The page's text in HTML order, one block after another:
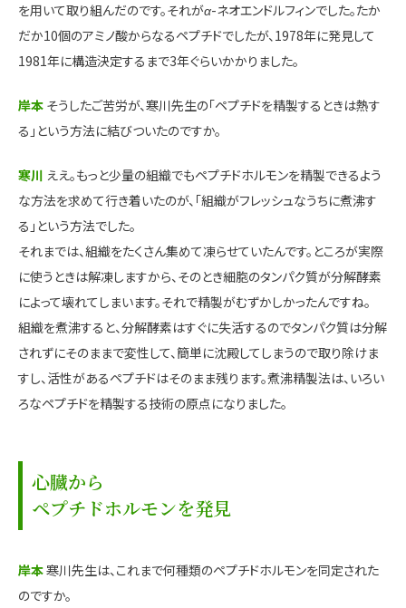
を用いて取り組んだのです。それがα-ネオエンドルフィンでした。たか
だか10個のアミノ酸からなるペプチドでしたが、1978年に発見して
1981年に構造決定するまで3年ぐらいかかりました。
岸本 そうしたご苦労が、寒川先生の「ペプチドを精製するときは熱す
る」という方法に結びついたのですか。
寒川 ええ。もっと少量の組織でもペプチドホルモンを精製できるよう
な方法を求めて行き着いたのが、「組織がフレッシュなうちに煮沸す
る」という方法でした。
それまでは、組織をたくさん集めて凍らせていたんです。ところが実際
に使うときは解凍しますから、そのとき細胞のタンパク質が分解酵素
によって壊れてしまいます。それで精製がむずかしかったんですね。
組織を煮沸すると、分解酵素はすぐに失活するのでタンパク質は分解
されずにそのままで変性して、簡単に沈殿してしまうので取り除けま
すし、活性があるペプチドはそのまま残ります。煮沸精製法は、いろい
ろなペプチドを精製する技術の原点になりました。
心臓から
ペプチドホルモンを発見
岸本寒川先生は、これまで何種類のペプチドホルモンを同定された
のですか。